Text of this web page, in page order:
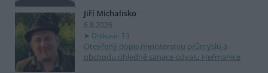
Jiří Michalisko
6.8.2026
Diskuse: 13
Otevřený dopis ministerstvu průmyslu a
obchodu ohledně sanace odvalu Heřmanice